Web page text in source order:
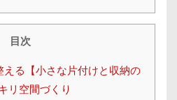
目次
る【小さな片付けと収納の
リ空間づくり